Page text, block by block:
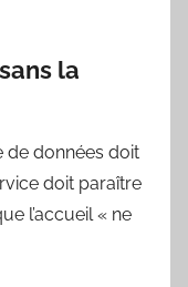
la
de données doit
doit paraître
l’accueil « ne